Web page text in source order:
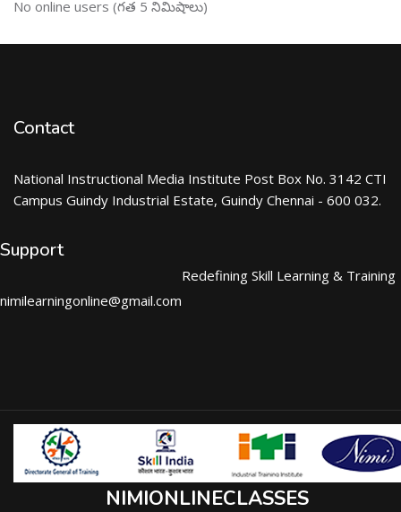
ఆన్ లైను వాడుకరులు ను తప్పించు
No online users (గత 5 నిమిషాలు)
Contact
National Instructional Media Institute Post Box No. 3142 CTI
Campus Guindy Industrial Estate, Guindy Chennai - 600 032.
Support
nimilearningonline@gmail.com
Redefining Skill Learning & Training
NIMIONLINECLASSES